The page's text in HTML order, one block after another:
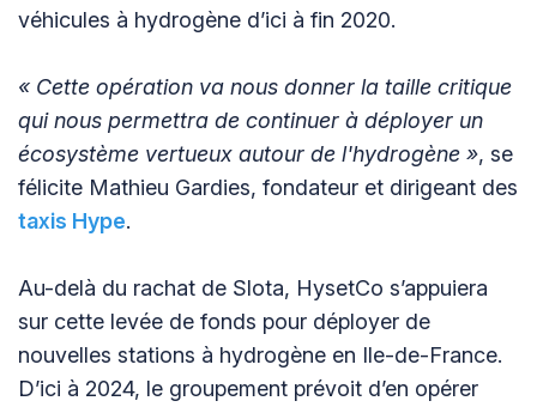
véhicules à hydrogène d’ici à fin 2020.
« Cette opération va nous donner la taille critique
qui nous permettra de continuer à déployer un
écosystème vertueux autour de l'hydrogène », se
félicite Mathieu Gardies, fondateur et dirigeant des
taxis Hype.
Au-delà du rachat de Slota, HysetCo s’appuiera
sur cette levée de fonds pour déployer de
nouvelles stations à hydrogène en Ile-de-France.
D’ici à 2024, le groupement prévoit d’en opérer